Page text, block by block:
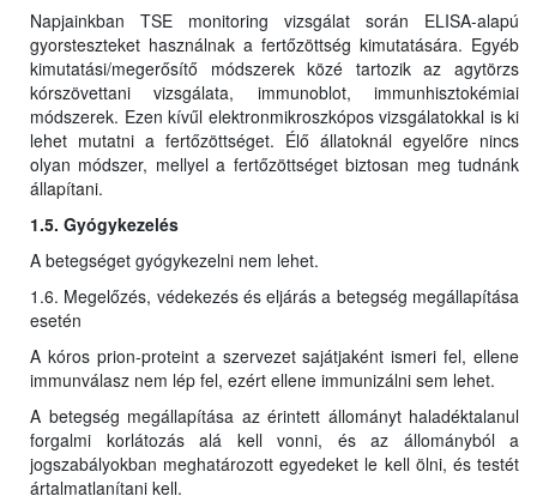
Napjainkban TSE monitoring vizsgálat során ELISA-alapú
gyorsteszteket használnak a fertőzöttség kimutatására. Egyéb
kimutatási/megerősítő módszerek közé tartozik az agytörzs
kórszövettani vizsgálata, immunoblot, immunhisztokémiai
módszerek. Ezen kívűl elektronmikroszkópos vizsgálatokkal is ki
lehet mutatni a fertőzöttséget. Élő állatoknál egyelőre nincs
olyan módszer, mellyel a fertőzöttséget biztosan meg tudnánk
állapítani.
1.5. Gyógykezelés
A betegséget gyógykezelni nem lehet.
1.6. Megelőzés, védekezés és eljárás a betegség megállapítása
esetén
A kóros prion-proteint a szervezet sajátjaként ismeri fel, ellene
immunválasz nem lép fel, ezért ellene immunizálni sem lehet.
A betegség megállapítása az érintett állományt haladéktalanul
forgalmi korlátozás alá kell vonni, és az állományból a
jogszabályokban meghatározott egyedeket le kell ölni, és testét
ártalmatlanítani kell.